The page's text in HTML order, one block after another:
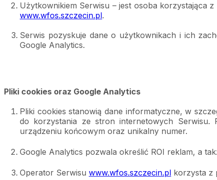
Użytkownikiem Serwisu – jest osoba korzystająca
www.wfos.szczecin.pl.
Serwis pozyskuje dane o użytkownikach i ich
Google Analytics.
Pliki cookies oraz Google Analytics
Pliki cookies stanowią dane informatyczne, w
do korzystania ze stron internetowych
urządzeniu końcowym oraz unikalny numer.
Google Analytics pozwala określić ROI reklam, a
Operator Serwisu www.wfos.szczecin.pl korzysta z